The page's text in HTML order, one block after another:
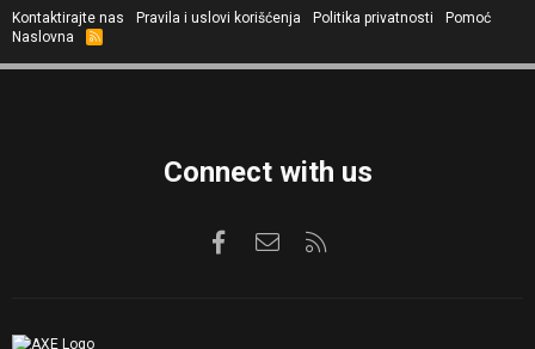
Kontaktirajte nas
Pravila i uslovi korišćenja Politika privatnosti
Pomoć
Naslovna
R
S
Connect with us
FacebookKontaktirajte nas